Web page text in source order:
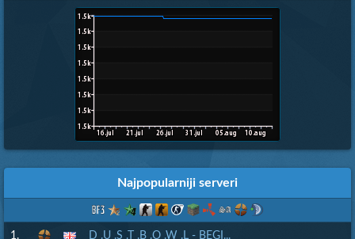
Najpopularniji serveri
1. D .U .S .T .B .O .W .L - BEGI...